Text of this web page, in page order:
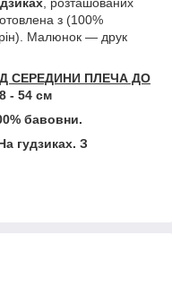
з (100%
Малюнок ― друк
СЕРЕДИНИ ПЛЕЧА ДО
- 54 см
бавовни.
гудзиках. З